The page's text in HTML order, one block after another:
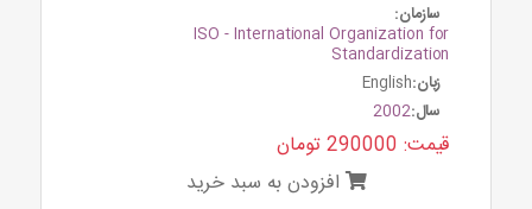
سازمان:
ISO - International Organization for
Standardization
زبان:English
سال:2002
قیمت: 290000 تومان
افزودن به سبد خرید